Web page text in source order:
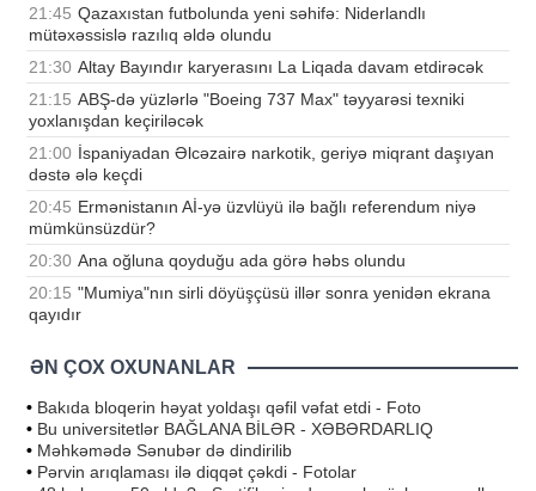
21:45 Qazaxıstan futbolunda yeni səhifə: Niderlandlı
mütəxəssislə razılıq əldə olundu
21:30 Altay Bayındır karyerasını La Liqada davam etdirəcək
21:15 ABŞ-də yüzlərlə "Boeing 737 Max" təyyarəsi texniki
yoxlanışdan keçiriləcək
21:00 İspaniyadan Əlcəzairə narkotik, geriyə miqrant daşıyan
dəstə ələ keçdi
20:45 Ermənistanın Aİ-yə üzvlüyü ilə bağlı referendum niyə
mümkünsüzdür?
20:30 Ana oğluna qoyduğu ada görə həbs olundu
20:15 "Mumiya"nın sirli döyüşçüsü illər sonra yenidən ekrana
qayıdır
ƏN ÇOX OXUNANLAR
• Bakıda bloqerin həyat yoldaşı qəfil vəfat etdi - Foto
• Bu universitetlər BAĞLANA BİLƏR - XƏBƏRDARLIQ
• Məhkəmədə Sənubər də dindirilib
• Pərvin arıqlaması ilə diqqət çəkdi - Fotolar